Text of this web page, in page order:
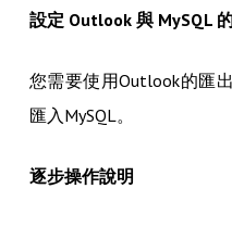
設定 Outlook 與 MySQL
您需要使用Outlook的匯
匯入MySQL。
逐步操作說明